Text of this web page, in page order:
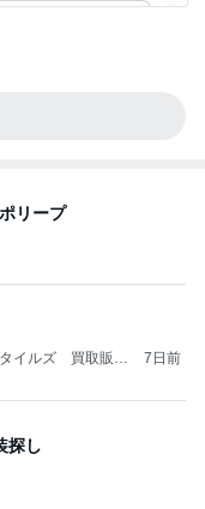
リープ
イルズ 買取販売
7日前
探し